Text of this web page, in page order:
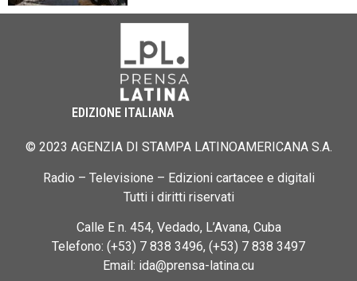
EDIZIONE ITALIANA
© 2023 AGENZIA DI STAMPA LATINOAMERICANA S.A.
Radio – Televisione – Edizioni cartacee e digitali
Tutti i diritti riservati
Calle E n. 454, Vedado, L’Avana, Cuba
Telefono: (+53) 7 838 3496, (+53) 7 838 3497
Email: ida@prensa-latina.cu